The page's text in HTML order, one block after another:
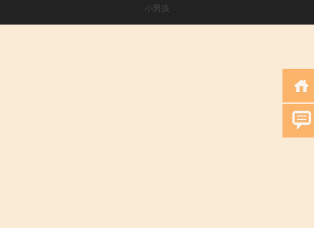
小男孩